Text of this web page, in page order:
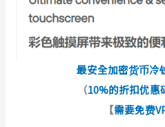
最安全加密货币冷
（10%的折扣优惠
【需要免费